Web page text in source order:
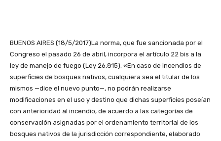
BUENOS AIRES (18/5/2017)La norma, que fue sancionada por el
Congreso el pasado 26 de abril, incorpora el artículo 22 bis a la
ley de manejo de fuego (Ley 26.815). «En caso de incendios de
superficies de bosques nativos, cualquiera sea el titular de los
mismos —dice el nuevo punto—, no podrán realizarse
modificaciones en el uso y destino que dichas superficies poseían
con anterioridad al incendio, de acuerdo a las categorías de
conservación asignadas por el ordenamiento territorial de los
bosques nativos de la jurisdicción correspondiente, elaborado